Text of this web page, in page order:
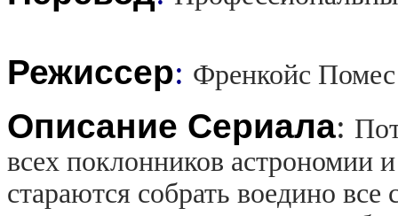
Режиссер: Френкойс Помес
Описание Сериала:
всех поклонников астрономии
стараются собрать воедино